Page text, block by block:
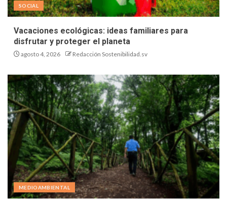
SOCIAL
Vacaciones ecológicas: ideas familiares para
disfrutar y proteger el planeta
agosto 4, 2026 Redacción Sostenibilidad.sv
MEDIOAMBIENTAL